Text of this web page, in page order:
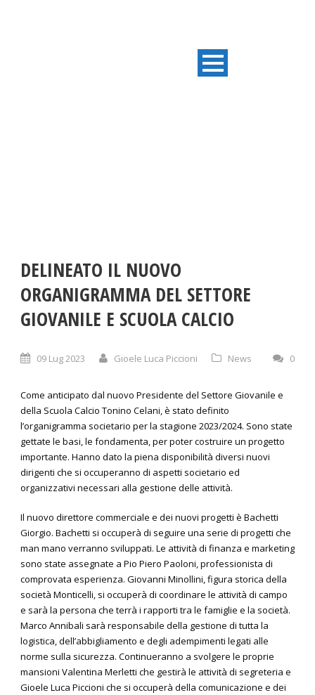
DELINEATO IL NUOVO
ORGANIGRAMMA DEL SETTORE
GIOVANILE E SCUOLA CALCIO
09 Lug 2023 Gioele Luca Piccioni News 0
Come anticipato dal nuovo Presidente del Settore Giovanile e
della Scuola Calcio Tonino Celani, è stato definito
l’organigramma societario per la stagione 2023/2024. Sono state
gettate le basi, le fondamenta, per poter costruire un progetto
importante. Hanno dato la piena disponibilità diversi nuovi
dirigenti che si occuperanno di aspetti societario ed
organizzativi necessari alla gestione delle attività.
Il nuovo direttore commerciale e dei nuovi progetti è Bachetti
Giorgio. Bachetti si occuperà di seguire una serie di progetti che
man mano verranno sviluppati. Le attività di finanza e marketing
sono state assegnate a Pio Piero Paoloni, professionista di
comprovata esperienza. Giovanni Minollini, figura storica della
società Monticelli, si occuperà di coordinare le attività di campo
e sarà la persona che terrà i rapporti tra le famiglie e la società.
Marco Annibali sarà responsabile della gestione di tutta la
logistica, dell’abbigliamento e degli adempimenti legati alle
norme sulla sicurezza. Continueranno a svolgere le proprie
mansioni Valentina Merletti che gestirà le attività di segreteria e
Gioele Luca Piccioni che si occuperà della comunicazione e dei